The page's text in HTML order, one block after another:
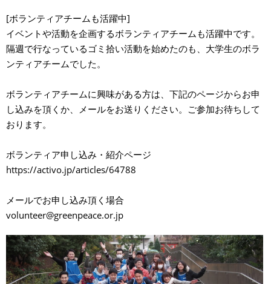
[ボランティアチームも活躍中]
イベントや活動を企画するボランティアチームも活躍中です。
隔週で行なっているゴミ拾い活動を始めたのも、大学生のボラ
ンティアチームでした。
ボランティアチームに興味がある方は、下記のページからお申
し込みを頂くか、メールをお送りください。ご参加お待ちして
おります。
ボランティア申し込み・紹介ページ
https://activo.jp/articles/64788
メールでお申し込み頂く場合
volunteer@greenpeace.or.jp